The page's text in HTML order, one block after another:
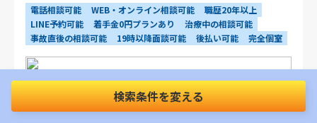
電話相談可能 WEB・オンライン相談可能
職歴20年以上
LINE予約可能
着手金0円プランあり
治療中の相談可能
事故直後の相談可能
19時以降面談可能 後払い可能 完全個室
検索条件を変える